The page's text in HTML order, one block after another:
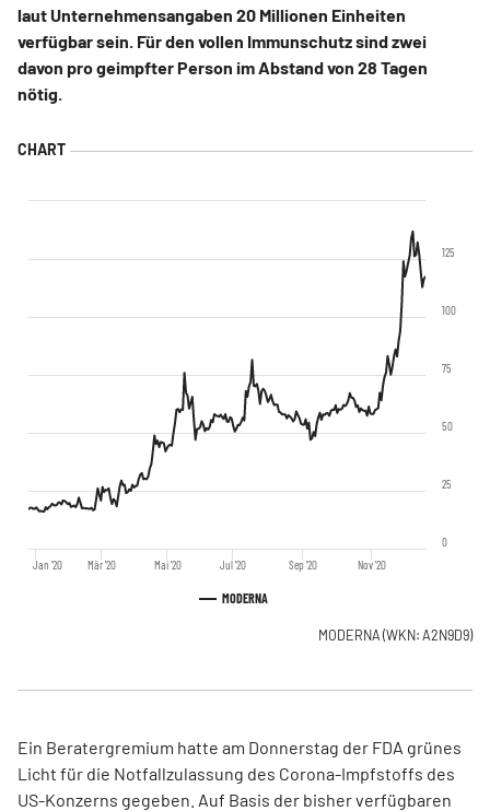
laut Unternehmensangaben 20 Millionen Einheiten
verfügbar sein. Für den vollen Immunschutz sind zwei
davon pro geimpfter Person im Abstand von 28 Tagen
nötig.
MODERNA
Jan '20 Mär '20 Mai '20 Jul '20 Sep '20 Nov '20
0
25
50
75
100
125
MODERNA (WKN: A2N9D9)
Ein Beratergremium hatte am Donnerstag der FDA grünes
Licht für die Notfallzulassung des Corona-Impfstoffs des
US-Konzerns gegeben. Auf Basis der bisher verfügbaren